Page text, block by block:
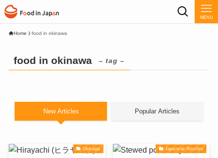
MENU
Home food in okinawa
food in okinawa – tag –
New Articles Popular Articles
Okinawa Japanese Noodles